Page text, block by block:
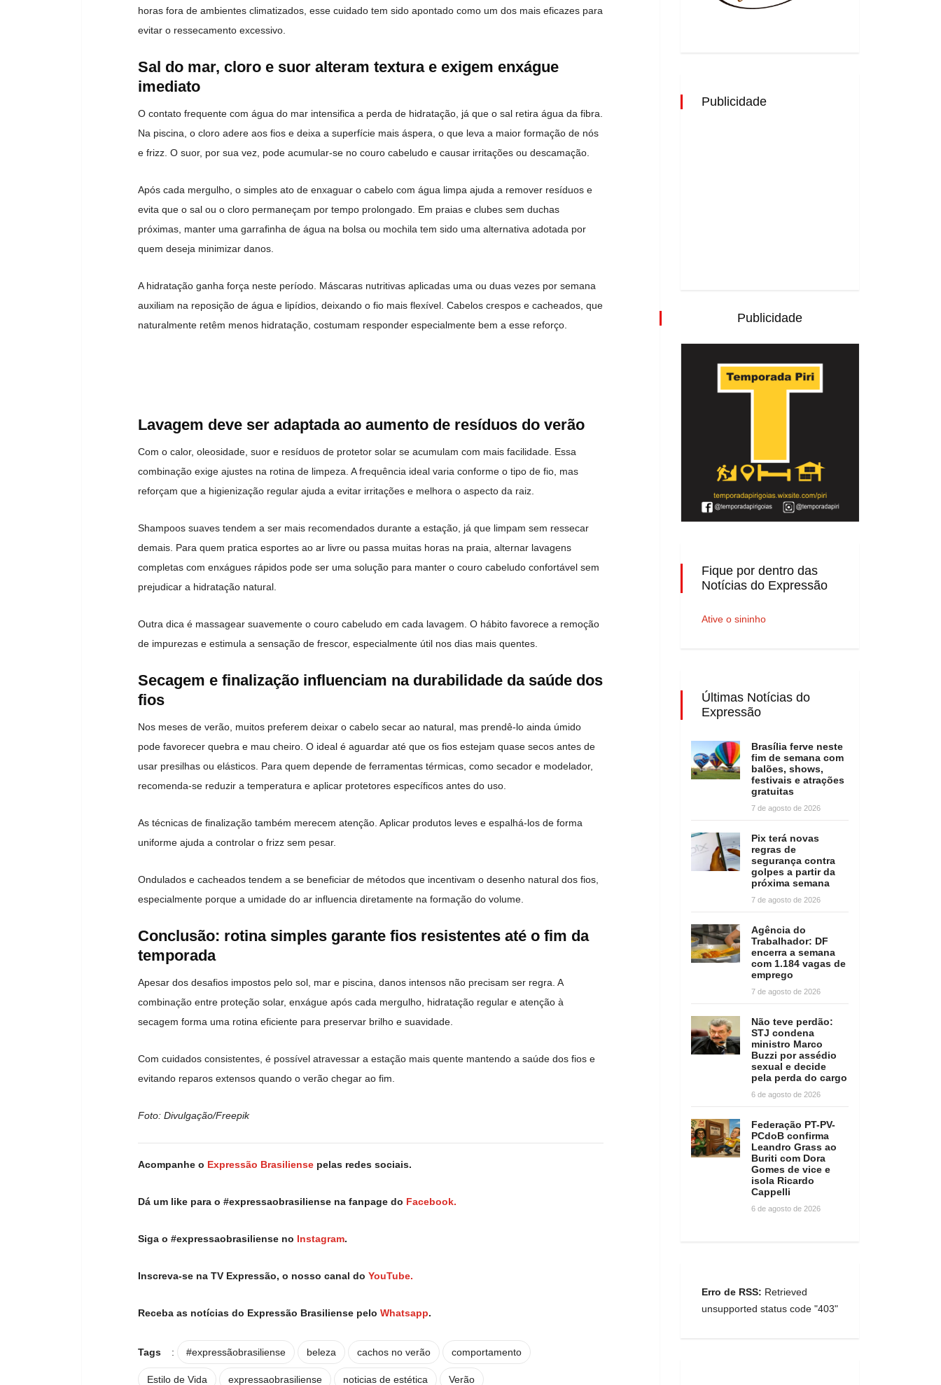
horas fora de ambientes climatizados, esse cuidado tem sido apontado como um dos mais eficazes para
evitar o ressecamento excessivo.
Sal do mar, cloro e suor alteram textura e exigem enxágue
imediato
O contato frequente com água do mar intensifica a perda de hidratação, já que o sal retira água da fibra.
Na piscina, o cloro adere aos fios e deixa a superfície mais áspera, o que leva a maior formação de nós
e frizz. O suor, por sua vez, pode acumular-se no couro cabeludo e causar irritações ou descamação.
Após cada mergulho, o simples ato de enxaguar o cabelo com água limpa ajuda a remover resíduos e
evita que o sal ou o cloro permaneçam por tempo prolongado. Em praias e clubes sem duchas
próximas, manter uma garrafinha de água na bolsa ou mochila tem sido uma alternativa adotada por
quem deseja minimizar danos.
A hidratação ganha força neste período. Máscaras nutritivas aplicadas uma ou duas vezes por semana
auxiliam na reposição de água e lipídios, deixando o fio mais flexível. Cabelos crespos e cacheados, que
naturalmente retêm menos hidratação, costumam responder especialmente bem a esse reforço.
Lavagem deve ser adaptada ao aumento de resíduos do verão
Com o calor, oleosidade, suor e resíduos de protetor solar se acumulam com mais facilidade. Essa
combinação exige ajustes na rotina de limpeza. A frequência ideal varia conforme o tipo de fio, mas
reforçam que a higienização regular ajuda a evitar irritações e melhora o aspecto da raiz.
Shampoos suaves tendem a ser mais recomendados durante a estação, já que limpam sem ressecar
demais. Para quem pratica esportes ao ar livre ou passa muitas horas na praia, alternar lavagens
completas com enxágues rápidos pode ser uma solução para manter o couro cabeludo confortável sem
prejudicar a hidratação natural.
Outra dica é massagear suavemente o couro cabeludo em cada lavagem. O hábito favorece a remoção
de impurezas e estimula a sensação de frescor, especialmente útil nos dias mais quentes.
Secagem e finalização influenciam na durabilidade da saúde dos
fios
Nos meses de verão, muitos preferem deixar o cabelo secar ao natural, mas prendê-lo ainda úmido
pode favorecer quebra e mau cheiro. O ideal é aguardar até que os fios estejam quase secos antes de
usar presilhas ou elásticos. Para quem depende de ferramentas térmicas, como secador e modelador,
recomenda-se reduzir a temperatura e aplicar protetores específicos antes do uso.
As técnicas de finalização também merecem atenção. Aplicar produtos leves e espalhá-los de forma
uniforme ajuda a controlar o frizz sem pesar.
Ondulados e cacheados tendem a se beneficiar de métodos que incentivam o desenho natural dos fios,
especialmente porque a umidade do ar influencia diretamente na formação do volume.
Conclusão: rotina simples garante fios resistentes até o fim da
temporada
Apesar dos desafios impostos pelo sol, mar e piscina, danos intensos não precisam ser regra. A
combinação entre proteção solar, enxágue após cada mergulho, hidratação regular e atenção à
secagem forma uma rotina eficiente para preservar brilho e suavidade.
Com cuidados consistentes, é possível atravessar a estação mais quente mantendo a saúde dos fios e
evitando reparos extensos quando o verão chegar ao fim.
Foto: Divulgação/Freepik
Acompanhe o Expressão Brasiliense pelas redes sociais.
Dá um like para o #expressaobrasiliense na fanpage do Facebook.
Siga o #expressaobrasiliense no Instagram.
Inscreva-se na TV Expressão, o nosso canal do YouTube.
Receba as notícias do Expressão Brasiliense pelo Whatsapp.
Tags : #expressãobrasiliense beleza cachos no verão comportamento
Estilo de Vida expressaobrasiliense noticias de estética Verão
Publicidade
Publicidade
Fique por dentro das
Notícias do Expressão
Ative o sininho
Últimas Notícias do
Expressão
Brasília ferve neste
fim de semana com
balões, shows,
festivais e atrações
gratuitas
7 de agosto de 2026
Pix terá novas
regras de
segurança contra
golpes a partir da
próxima semana
7 de agosto de 2026
Agência do
Trabalhador: DF
encerra a semana
com 1.184 vagas de
emprego
7 de agosto de 2026
Não teve perdão:
STJ condena
ministro Marco
Buzzi por assédio
sexual e decide
pela perda do cargo
6 de agosto de 2026
Federação PT-PV-
PCdoB confirma
Leandro Grass ao
Buriti com Dora
Gomes de vice e
isola Ricardo
Cappelli
6 de agosto de 2026
Erro de RSS: Retrieved
unsupported status code "403"